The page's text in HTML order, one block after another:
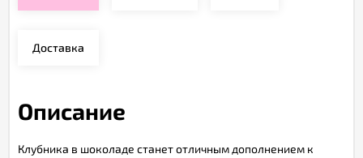
Доставка
Описание
Клубника в шоколаде станет отличным дополнением к